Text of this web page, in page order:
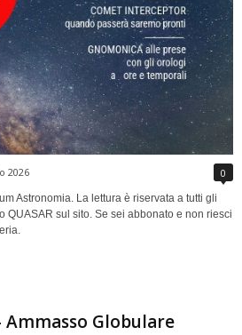
2026 0
Astronomia. La lettura è riservata a tutti gli
QUASAR sul sito. Se sei abbonato e non riesci
Ammasso Globulare